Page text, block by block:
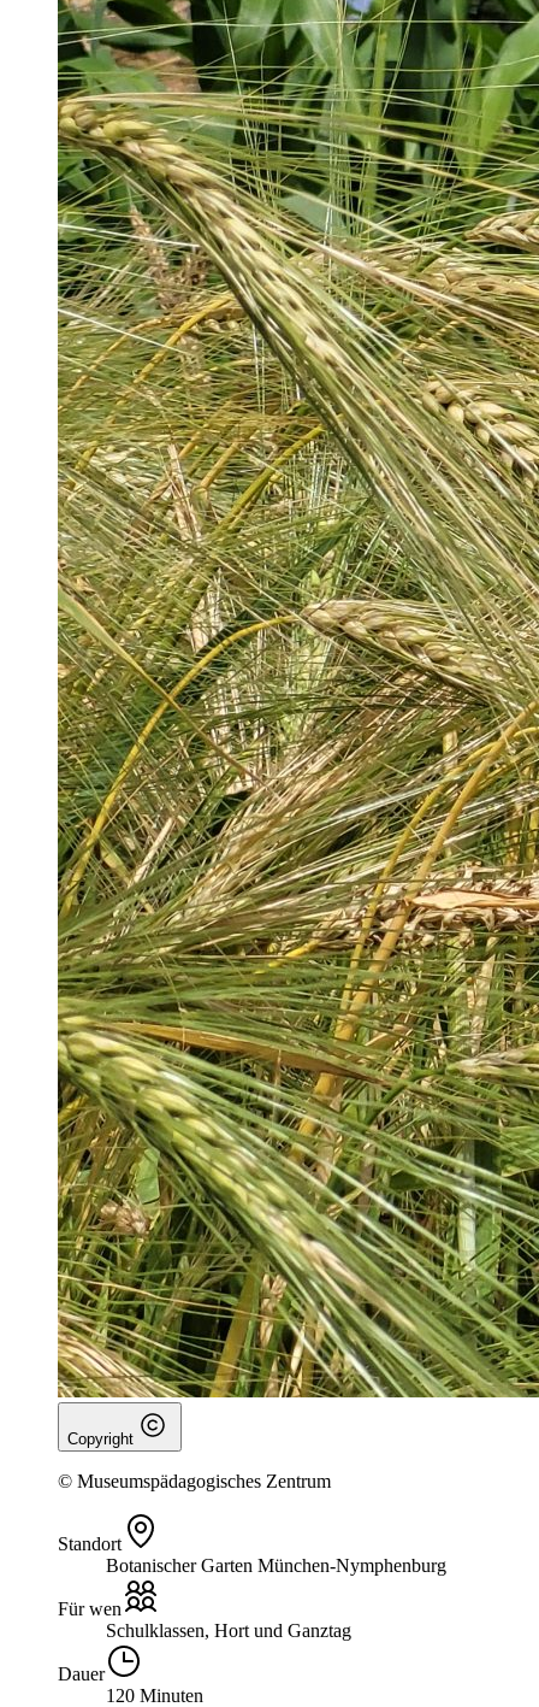
Copyright
© Museumspädagogisches Zentrum
Standort
Botanischer Garten München-Nymphenburg
Für wen
Schulklassen, Hort und Ganztag
Dauer
120 Minuten